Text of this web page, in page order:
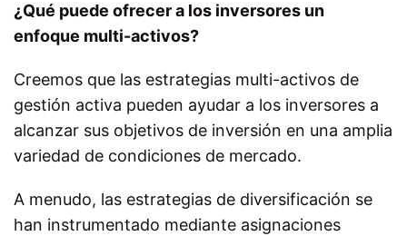
¿Qué puede ofrecer a los inversores un
enfoque multi-activos?
Creemos que las estrategias multi-activos de
gestión activa pueden ayudar a los inversores a
alcanzar sus objetivos de inversión en una amplia
variedad de condiciones de mercado.
A menudo, las estrategias de diversificación se
han instrumentado mediante asignaciones